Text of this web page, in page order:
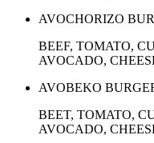
AVOCHORIZO
BEEF, TOMATO,
AVOCADO,
AVOBEKO
BEET, TOMATO,
AVOCADO,